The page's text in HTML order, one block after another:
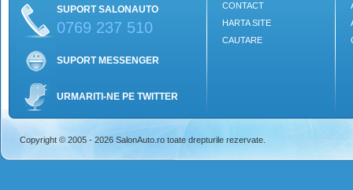
SUPORT SALONAUTO
0769 237 510
SUPORT MESSENGER
URMARITI-NE PE TWITTER
CONTACT
HARTA SITE
CAUTARE
Copyright © 2005 - 2026 SalonAuto.ro toate drepturile rezervate.